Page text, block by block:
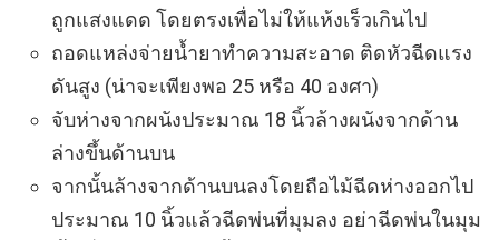
ถูกแสงแดด โดยตรงเพื่อไม่ให้แห้งเร็วเกินไป
ถอดแหล่งจ่ายน้ำยาทำความสะอาด ติดหัวฉีดแรง
ดันสูง (น่าจะเพียงพอ 25 หรือ 40 องศา)
จับห่างจากผนังประมาณ 18 นิ้วล้างผนังจากด้าน
ล่างขึ้นด้านบน
จากนั้นล้างจากด้านบนลงโดยถือไม้ฉีดห่างออกไป
ประมาณ 10 นิ้วแล้วฉีดพ่นที่มุมลง อย่าฉีดพ่นในมุม